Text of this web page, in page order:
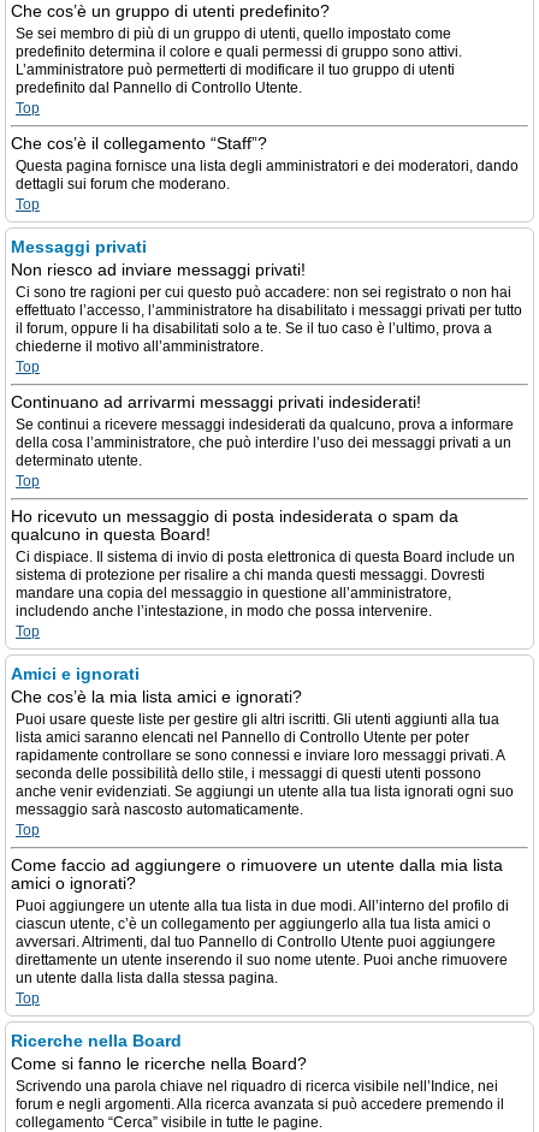
Che cos’è un gruppo di utenti predefinito?
Se sei membro di più di un gruppo di utenti, quello impostato come
predefinito determina il colore e quali permessi di gruppo sono attivi.
L’amministratore può permetterti di modificare il tuo gruppo di utenti
predefinito dal Pannello di Controllo Utente.
Top
Che cos’è il collegamento “Staff”?
Questa pagina fornisce una lista degli amministratori e dei moderatori, dando
dettagli sui forum che moderano.
Top
Messaggi privati
Non riesco ad inviare messaggi privati!
Ci sono tre ragioni per cui questo può accadere: non sei registrato o non hai
effettuato l’accesso, l’amministratore ha disabilitato i messaggi privati per tutto
il forum, oppure li ha disabilitati solo a te. Se il tuo caso è l’ultimo, prova a
chiederne il motivo all’amministratore.
Top
Continuano ad arrivarmi messaggi privati indesiderati!
Se continui a ricevere messaggi indesiderati da qualcuno, prova a informare
della cosa l’amministratore, che può interdire l’uso dei messaggi privati a un
determinato utente.
Top
Ho ricevuto un messaggio di posta indesiderata o spam da
qualcuno in questa Board!
Ci dispiace. Il sistema di invio di posta elettronica di questa Board include un
sistema di protezione per risalire a chi manda questi messaggi. Dovresti
mandare una copia del messaggio in questione all’amministratore,
includendo anche l’intestazione, in modo che possa intervenire.
Top
Amici e ignorati
Che cos’è la mia lista amici e ignorati?
Puoi usare queste liste per gestire gli altri iscritti. Gli utenti aggiunti alla tua
lista amici saranno elencati nel Pannello di Controllo Utente per poter
rapidamente controllare se sono connessi e inviare loro messaggi privati. A
seconda delle possibilità dello stile, i messaggi di questi utenti possono
anche venir evidenziati. Se aggiungi un utente alla tua lista ignorati ogni suo
messaggio sarà nascosto automaticamente.
Top
Come faccio ad aggiungere o rimuovere un utente dalla mia lista
amici o ignorati?
Puoi aggiungere un utente alla tua lista in due modi. All’interno del profilo di
ciascun utente, c’è un collegamento per aggiungerlo alla tua lista amici o
avversari. Altrimenti, dal tuo Pannello di Controllo Utente puoi aggiungere
direttamente un utente inserendo il suo nome utente. Puoi anche rimuovere
un utente dalla lista dalla stessa pagina.
Top
Ricerche nella Board
Come si fanno le ricerche nella Board?
Scrivendo una parola chiave nel riquadro di ricerca visibile nell’Indice, nei
forum e negli argomenti. Alla ricerca avanzata si può accedere premendo il
collegamento “Cerca” visibile in tutte le pagine.